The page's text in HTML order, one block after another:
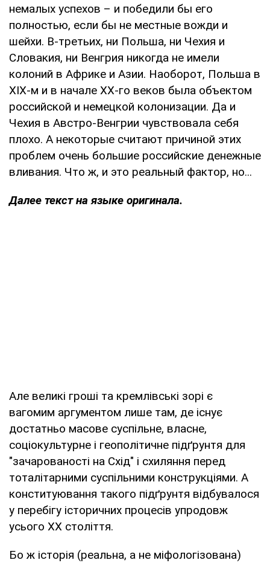
немалых успехов – и победили бы его
полностью, если бы не местные вожди и
шейхи. В-третьих, ни Польша, ни Чехия и
Словакия, ни Венгрия никогда не имели
колоний в Африке и Азии. Наоборот, Польша в
XIX-м и в начале ХХ-го веков была объектом
российской и немецкой колонизации. Да и
Чехия в Австро-Венгрии чувствовала себя
плохо. А некоторые считают причиной этих
проблем очень большие российские денежные
вливания. Что ж, и это реальный фактор, но...
Далее текст на языке оригинала.
Але великі гроші та кремлівські зорі є
вагомим аргументом лише там, де існує
достатньо масове суспільне, власне,
соціокультурне і геополітичне підґрунтя для
"зачарованості на Схід" і схиляння перед
тоталітарними суспільними конструкціями. А
конституювання такого підґрунтя відбувалося
у перебігу історичних процесів упродовж
усього ХХ століття.
Бо ж історія (реальна, а не міфологізована)